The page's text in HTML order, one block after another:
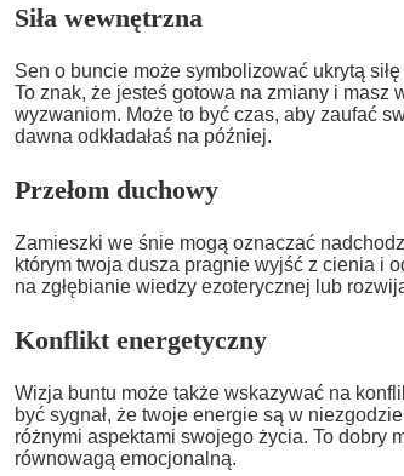
Siła wewnętrzna
Sen o buncie może symbolizować ukrytą
To znak, że jesteś gotowa na zmiany i masz
wyzwaniom. Może to być czas, aby zaufać
dawna odkładałaś na później.
Przełom duchowy
Zamieszki we śnie mogą oznaczać
którym twoja dusza pragnie wyjść z cienia i
na zgłębianie wiedzy ezoterycznej lub
Konflikt energetyczny
Wizja buntu może także wskazywać na
być sygnał, że twoje energie są w
różnymi aspektami swojego życia. To dobry
równowagą emocjonalną.